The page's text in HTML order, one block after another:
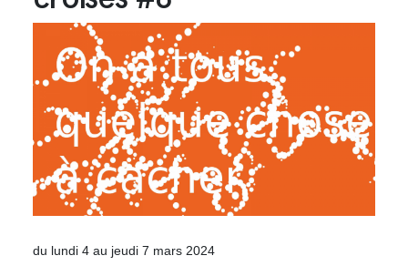
du lundi 4 au jeudi 7 mars 2024